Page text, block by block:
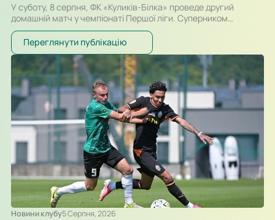
У суботу, 8 серпня, ФК «Куликів-Білка» проведе другий
домашній матч у чемпіонаті Першої ліги. Суперником
команди Сергія Атласюка стане івано-франківське
«Прикарпаття-Благо». Поєдинок на «Арені Куликів»
розпочнеться о 16:30. Для суперників це буде перша
офіційна зустріч в історії. Раніше команди перетиналися
лише у контрольних матчах. Старт сезону для команд
вийшов різним. Новачок Першої ліги «Куликів-Білка» у…
Переглянути публікацію
Новини клубу5 Серпня, 2026